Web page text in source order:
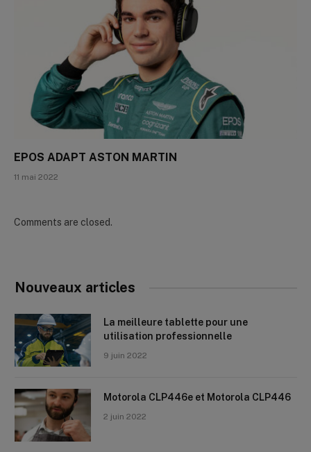
EPOS ADAPT ASTON MARTIN
11 mai 2022
Comments are closed.
Nouveaux articles
La meilleure tablette pour une
utilisation professionnelle
9 juin 2022
Motorola CLP446e et Motorola CLP446
2 juin 2022